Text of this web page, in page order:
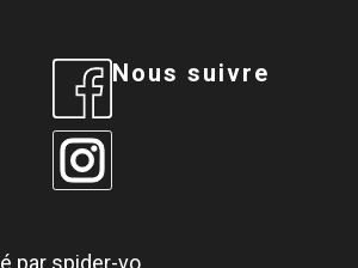
Nous suivre
par spider-vo